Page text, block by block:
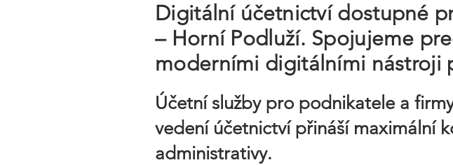
Digitální účetnictví dostupné
– Horní Podluží. Spojujeme
moderními digitálními nástroji
Účetní služby pro podnikatele a
vedení účetnictví přináší maximální
administrativy.